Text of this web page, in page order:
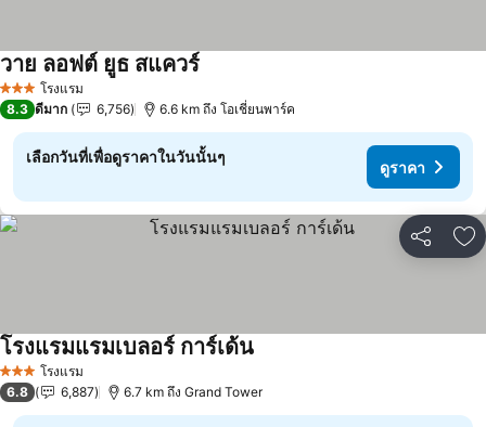
3 ดาว โรงแรม
วาย ลอฟต์ ยูธ สแควร์
8.3 ดีมาก 6,756 6.6 km ถึง โอเชี่ยนพาร์ค
เลือกวันที่เพื่อดูราคาในวันนั้นๆ
ดูราคา
แชร์ เ
3 ดาว โรงแรม
โรงแรมแรมเบลอร์ การ์เด้นดูราคา
6.8 6,887 6.7 km ถึง Grand Tower